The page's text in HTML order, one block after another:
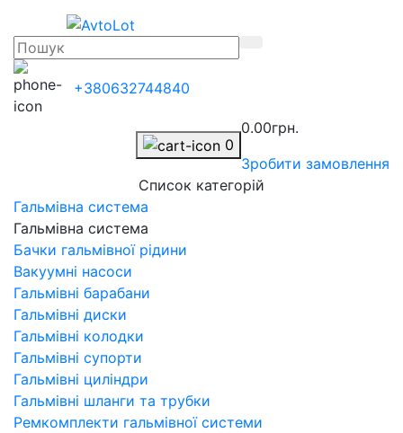
+380632744840
0
0.00грн.
Зробити замовлення
Список категорій
Гальмівна система
Гальмівна система
Бачки гальмівної рідини
Вакуумні насоси
Гальмівні барабани
Гальмівні диски
Гальмівні колодки
Гальмівні супорти
Гальмівні циліндри
Гальмівні шланги та трубки
Ремкомплекти гальмівної системи